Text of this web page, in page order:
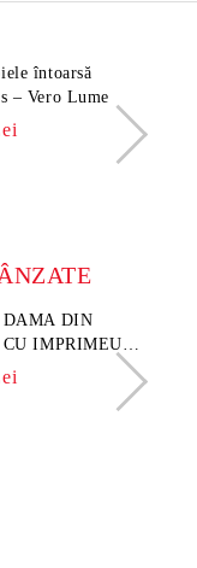
întoarsă
– Vero Lume
DAMA DIN
IMPRIMEU